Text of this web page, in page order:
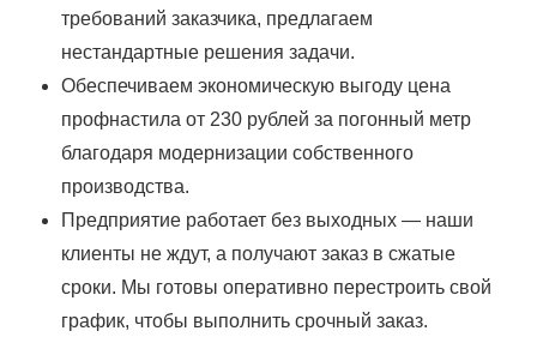
требований заказчика, предлагаем
нестандартные решения задачи.
Обеспечиваем экономическую выгоду цена
профнастила от 230 рублей за погонный метр
благодаря модернизации собственного
производства.
Предприятие работает без выходных — наши
клиенты не ждут, а получают заказ в сжатые
сроки. Мы готовы оперативно перестроить свой
график, чтобы выполнить срочный заказ.